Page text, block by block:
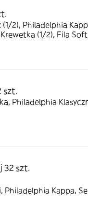
(1/2), Philadelphia
(1/2), Fila
szt.
Philadelphia
32 szt.
Philadelphia Kappa,